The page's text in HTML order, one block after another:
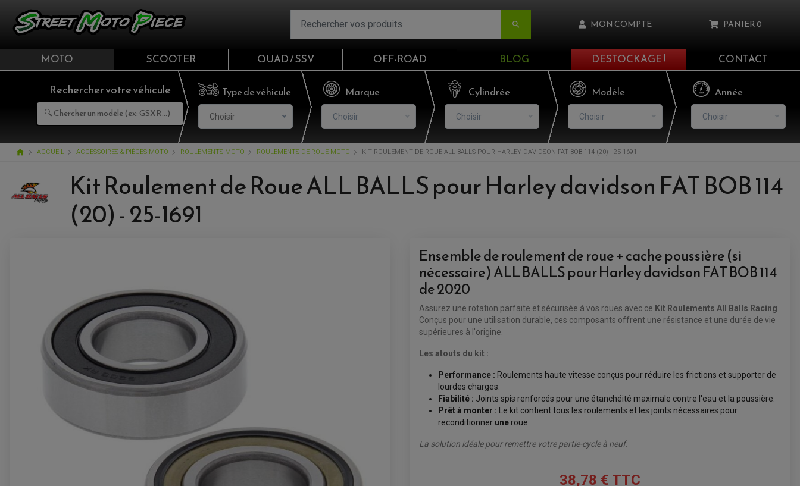
 MON COMPTE
Email
Mot de passe
CONNEXION
PANIER0
Il n'y a aucun produit dans votre panier
MOTO SCOOTER QUAD / SSV OFF-ROAD BLOG DESTOCKAGE ! CONTACT
Rechercher votre véhicule Type de véhicule
Choisir
Marque
Choisir
Cylindrée
Choisir
Modèle
Choisir
Année
Choisir
home ACCUEIL ACCESSOIRES & PIÈCES MOTO ROULEMENTS MOTO ROULEMENTS DE ROUE MOTO KIT ROULEMENT DE ROUE ALL BALLS POUR HARLEY DAVIDSON FAT BOB 114 (20) - 25-1691
Kit Roulement de Roue ALL BALLS pour Harley davidson FAT BOB 114
(20) - 25-1691
Ensemble de roulement de roue + cache poussière (si
nécessaire) ALL BALLS pour Harley davidson FAT BOB 114
de 2020
Assurez une rotation parfaite et sécurisée à vos roues avec ce Kit Roulements All Balls Racing
Conçus pour une utilisation durable, ces composants offrent une résistance et une durée de vie
supérieures à l'origine.
Les atouts du kit :
Performance : Roulements haute vitesse conçus pour réduire les frictions et supporter de
lourdes charges.
Fiabilité : Joints spis renforcés pour une étanchéité maximale contre l'eau et la poussière.
Prêt à monter : Le kit contient tous les roulements et les joints nécessaires pour
reconditionner uneroue.
La solution idéale pour remettre votre partie-cycle à neuf.
38,78 € TTC